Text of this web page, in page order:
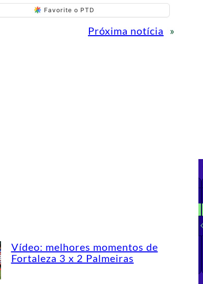
Favorite o PTD
Próxima notícia »
Vídeo: melhores momentos de
Fortaleza 3 x 2 Palmeiras